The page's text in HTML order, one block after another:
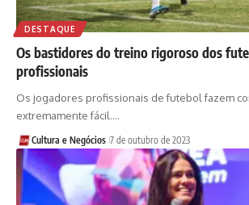
DESTAQUE
Os bastidores do treino rigoroso dos
profissionais
Os jogadores profissionais de futebol fazem
extremamente fácil.…
Cultura e Negócios 7 de outubro de 2023